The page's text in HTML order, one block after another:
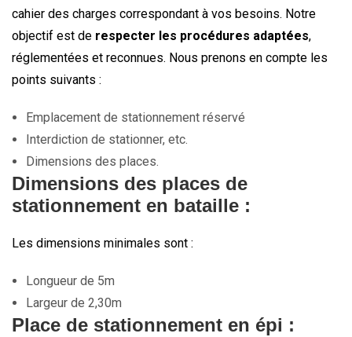
cahier des charges correspondant à vos besoins. Notre
objectif est de respecter les procédures adaptées,
réglementées et reconnues. Nous prenons en compte les
points suivants :
Emplacement de stationnement réservé
Interdiction de stationner, etc.
Dimensions des places.
Dimensions des places de
stationnement en bataille :
Les dimensions minimales sont :
Longueur de 5m
Largeur de 2,30m
Place de stationnement en épi :